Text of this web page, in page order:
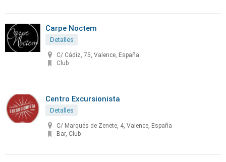
Carpe Noctem
Detalles
C/ Cádiz, 75, Valence, España
Club
Centro Excursionista
Detalles
C/ Marqués de Zenete, 4, Valence, España
Bar, Club